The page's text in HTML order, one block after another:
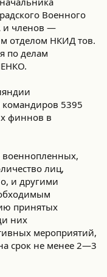
Военного
и членов —
отделом НКИД тов.
по делам
5395
финнов в
лиц,
и другими
принятых
них
мероприятий,
срок не менее 2—3